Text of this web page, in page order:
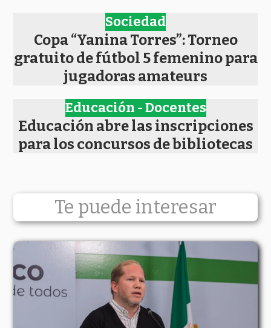
Copa “Yanina Torres”: Torneo
gratuito de fútbol 5 femenino para
jugadoras amateurs
Sociedad
Educación abre las inscripciones
para los concursos de bibliotecas
Educación - Docentes
Te puede interesar